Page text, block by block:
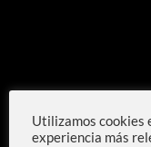
Utilizamos cookies
experiencia más